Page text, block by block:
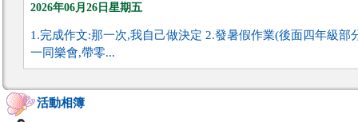
2026年06月26日星期五
1.完成作文:那一次,我自己做決定 2.發暑假作業(後面四年級部
一同樂會,帶零...
活動相簿